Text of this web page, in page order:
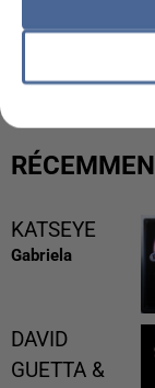
UNE
COULÉE DE
KATSEYE
Gabriela
DAVID
GUETTA &